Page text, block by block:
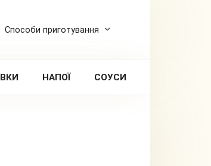
Способи приготування
НАПОЇ СОУСИ